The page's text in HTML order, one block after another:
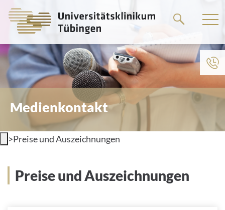
zum
Medienkontakt
>Preise und Auszeichnungen
Preise und Auszeichnungen